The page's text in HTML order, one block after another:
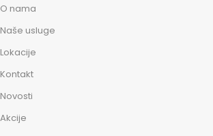
O nama
Naše usluge
Lokacije
Kontakt
Novosti
Akcije